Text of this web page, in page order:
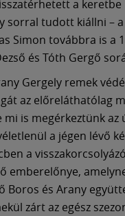
a keretbe
sorral tudott kiállni –
Simon továbbra is a
és Tóth Gergő
Gergely remek
az előreláthatólag
is megérkeztünk az
a jégen lévő
a
emberelőnye,
Boros és Arany
zárt az egész